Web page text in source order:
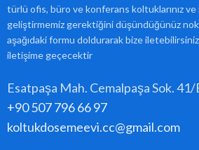
türlü ofis, büro ve konferans koltuklarınız
geliştirmemiz gerektiğini düşündüğünüz
aşağıdaki formu doldurarak bize
iletişime geçecektir
Esatpaşa Mah. Cemalpaşa Sok.
+90 507 796 66 97
koltukdosemeevi.cc@gmail.com